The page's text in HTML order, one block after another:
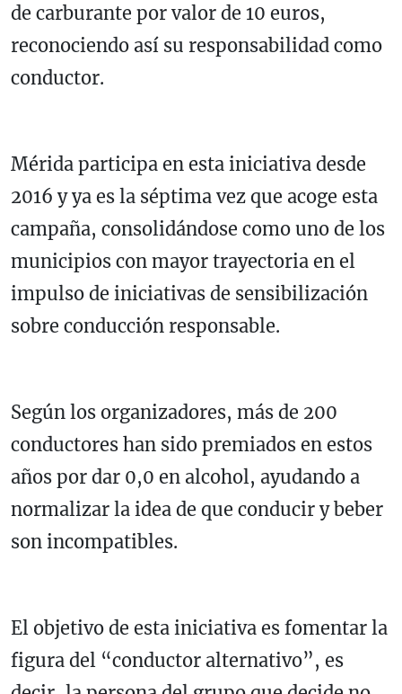
de carburante por valor de 10 euros,
reconociendo así su responsabilidad como
conductor.
Mérida participa en esta iniciativa desde
2016 y ya es la séptima vez que acoge esta
campaña, consolidándose como uno de los
municipios con mayor trayectoria en el
impulso de iniciativas de sensibilización
sobre conducción responsable.
Según los organizadores, más de 200
conductores han sido premiados en estos
años por dar 0,0 en alcohol, ayudando a
normalizar la idea de que conducir y beber
son incompatibles.
El objetivo de esta iniciativa es fomentar la
figura del “conductor alternativo”, es